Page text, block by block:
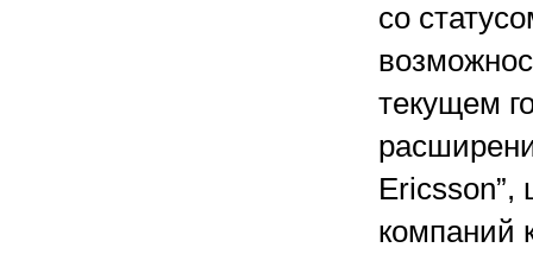
со
текущем
Ericsson”,
компаний